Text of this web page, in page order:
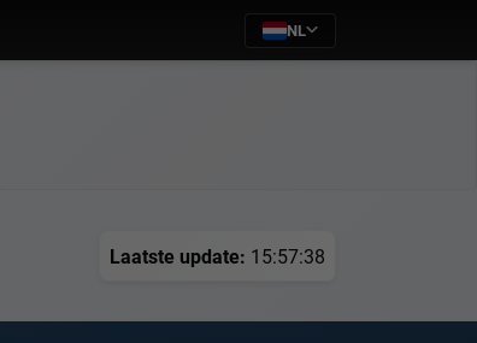
NL
Laatste update: 15:57:38